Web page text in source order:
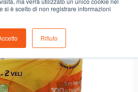
si è scelto di non registrare informazioni
Rifiuto